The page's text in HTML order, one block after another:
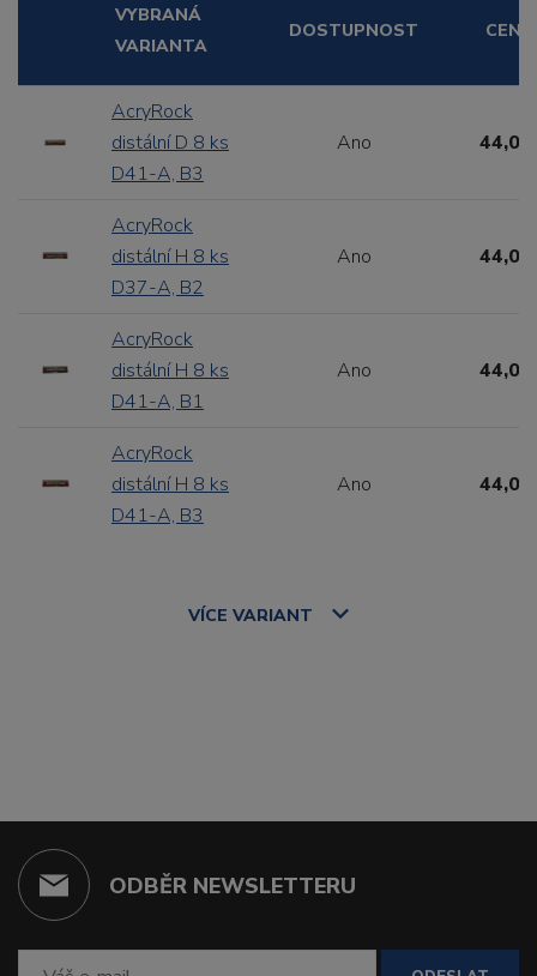
VYBRANÁ
VARIANTA
DOSTUPNOST CENA
AcryRock
distální D 8 ks
D41-A, B3
Ano 44,00
AcryRock
distální H 8 ks
D37-A, B2
Ano 44,00
AcryRock
distální H 8 ks
D41-A, B1
Ano 44,00
AcryRock
distální H 8 ks
D41-A, B3
Ano 44,00
VÍCE VARIANT
ODBĚR NEWSLETTERU